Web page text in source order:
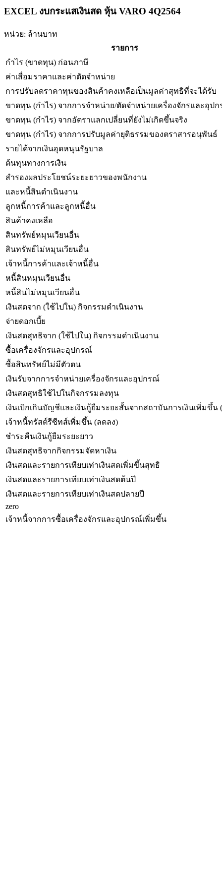
EXCEL งบกระแสเงินสด หุ้น VARO 4Q2564
หน่วย: ล้านบาท
รายการ
กำไร (ขาดทุน) ก่อนภาษี
ค่าเสื่อมราคาและค่าตัดจำหน่าย
การปรับลดราคาทุนของสินค้าคงเหลือเป็นมูลค่าสุทธิที่จะได้รับ
ขาดทุน (กำไร) จากการจำหน่าย/ตัดจำหน่ายเครื่องจักรและอุป
ขาดทุน (กำไร) จากอัตราแลกเปลี่ยนที่ยังไม่เกิดขึ้นจริง
ขาดทุน (กำไร) จากการปรับมูลค่ายุติธรรมของตราสารอนุพันธ์
รายได้จากเงินอุดหนุนรัฐบาล
ต้นทุนทางการเงิน
สำรองผลประโยชน์ระยะยาวของพนักงาน
และหนี้สินดำเนินงาน
ลูกหนี้การค้าและลูกหนี้อื่น
สินค้าคงเหลือ
สินทรัพย์หมุนเวียนอื่น
สินทรัพย์ไม่หมุนเวียนอื่น
เจ้าหนี้การค้าและเจ้าหนี้อื่น
หนี้สินหมุนเวียนอื่น
หนี้สินไม่หมุนเวียนอื่น
เงินสดจาก (ใช้ไปใน) กิจกรรมดำเนินงาน
จ่ายดอกเบี้ย
เงินสดสุทธิจาก (ใช้ไปใน) กิจกรรมดำเนินงาน
ซื้อเครื่องจักรและอุปกรณ์
ซื้อสินทรัพย์ไม่มีตัวตน
เงินรับจากการจำหน่ายเครื่องจักรและอุปกรณ์
เงินสดสุทธิใช้ไปในกิจกรรมลงทุน
เงินเบิกเกินบัญชีและเงินกู้ยืมระยะสั้นจากสถาบันการเงินเพิ่มขึ้น
เจ้าหนี้ทรัสต์รีซีทส์เพิ่มขึ้น (ลดลง)
ชำระคืนเงินกู้ยืมระยะยาว
เงินสดสุทธิจากกิจกรรมจัดหาเงิน
เงินสดและรายการเทียบเท่าเงินสดเพิ่มขึ้นสุทธิ
เงินสดและรายการเทียบเท่าเงินสดต้นปี
เงินสดและรายการเทียบเท่าเงินสดปลายปี
zero
เจ้าหนี้จากการซื้อเครื่องจักรและอุปกรณ์เพิ่มขึ้น